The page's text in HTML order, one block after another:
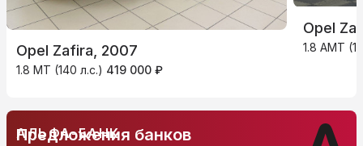
Opel Zafira, 2007
1.8 MT (140 л.с.) 419 000 ₽
Opel
1.8 AMT
АЛЬФА-БАНК
Предложения банков